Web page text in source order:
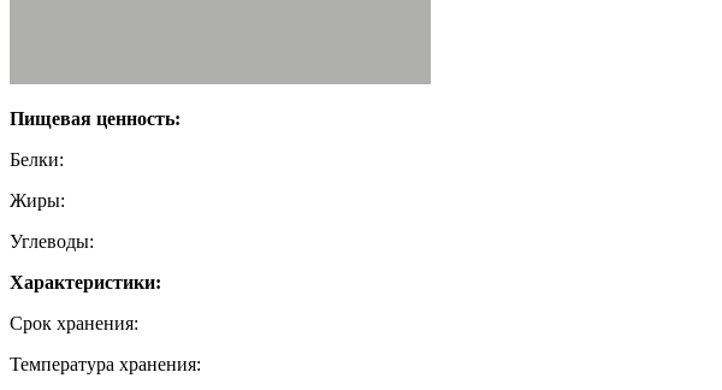
Пищевая ценность:
Белки:
Жиры:
Углеводы:
Характеристики:
Срок хранения:
Температура хранения: